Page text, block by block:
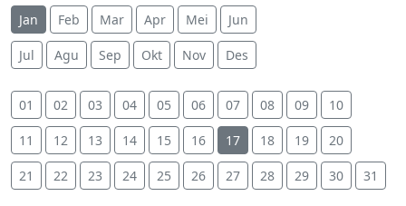
Jan Feb Mar Apr Mei Jun
Jul Agu Sep Okt Nov Des
01 02 03 04 05 06 07 08 09 10
11 12 13 14 15 16 17 18 19 20
21 22 23 24 25 26 27 28 29 30 31